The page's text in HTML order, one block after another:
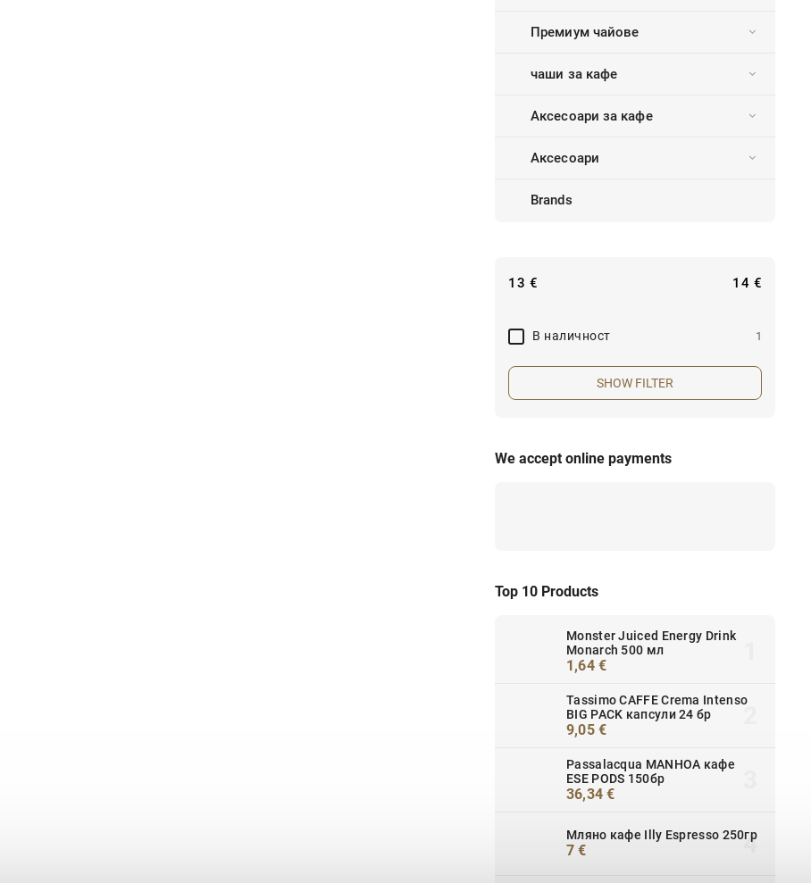
Премиум чайове
чаши за кафе
Аксесоари за кафе
Аксесоари
Brands
13 € 14 €
B наличност 1
SHOW FILTER
We accept online payments
Top 10 Products
Monster Juiced Energy Drink
Monarch 500 мл
1,64 €
Tassimo CAFFE Crema Intenso
BIG PACK капсули 24 бр
9,05 €
Passalacqua MANHOA кафе
ESE PODS 150бр
36,34 €
Мляно кафе Illy Espresso 250гр
7 €